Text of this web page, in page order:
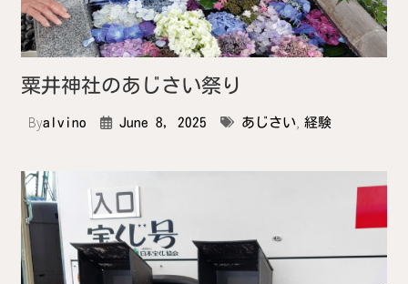
粟井神社のあじさい祭り
Byalvino June 8, 2025 あじさい, 経験